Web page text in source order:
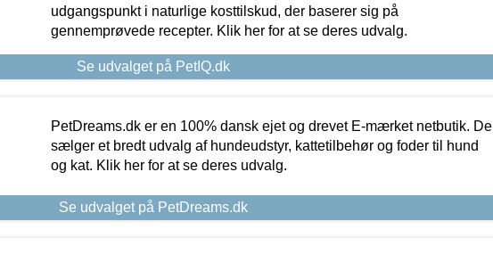
udgangspunkt i naturlige kosttilskud, der baserer sig på
gennemprøvede recepter. Klik her for at se deres udvalg.
Se udvalget på PetIQ.dk
PetDreams.dk er en 100% dansk ejet og drevet E-mærket netbutik. De
sælger et bredt udvalg af hundeudstyr, kattetilbehør og foder til hund
og kat. Klik her for at se deres udvalg.
Se udvalget på PetDreams.dk